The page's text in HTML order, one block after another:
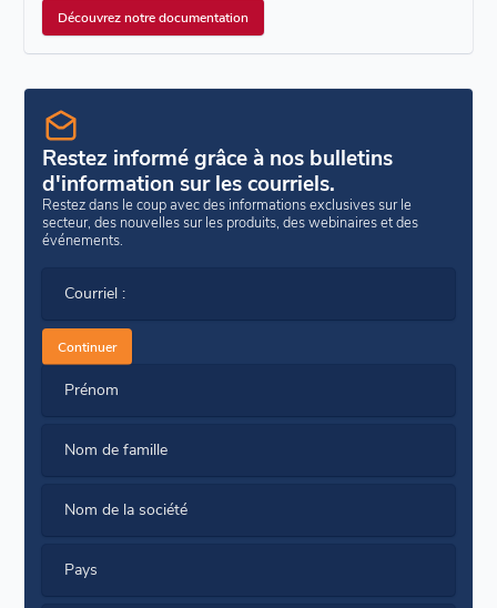
Découvrez notre documentation
Restez informé grâce à nos bulletins
d'information sur les courriels.
Restez dans le coup avec des informations exclusives sur le
secteur, des nouvelles sur les produits, des webinaires et des
événements.
Courriel :
Continuer
Prénom
Nom de famille
Nom de la société
Pays